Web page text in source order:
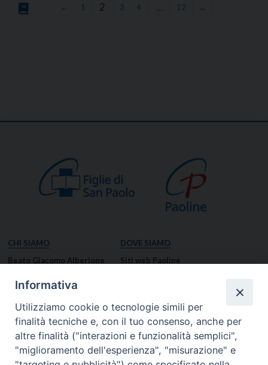
← 1 2 3 4 … 12 →
CHI SIAMO
Beato Giacomo Alberione
Missione Paolina
Luoghi delle Origini
Governo Generale
DOVE SIAMO
Siti web Paoline
Notizie dal governo generale
Notizie in breve
RISORSE
Informativa
Utilizziamo cookie o tecnologie simili per
finalità tecniche e, con il tuo consenso, anche per
altre finalità ("interazioni e funzionalità semplici",
"miglioramento dell'esperienza", "misurazione" e